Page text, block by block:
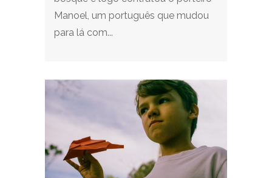
Manoel, um português que mudou
para lá com...